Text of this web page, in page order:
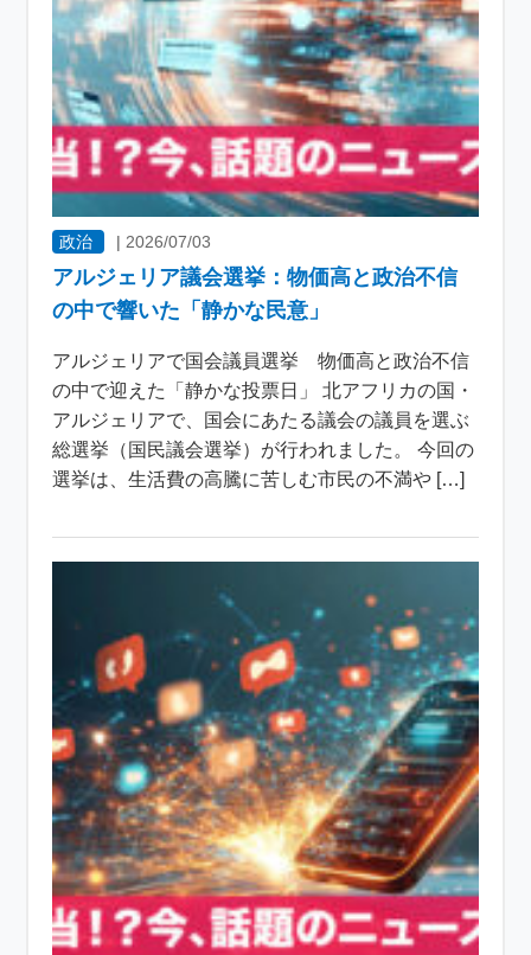
政治 |2026/07/03
アルジェリア議会選挙：物価高と政治不信
の中で響いた「静かな民意」
アルジェリアで国会議員選挙 物価高と政治不信
の中で迎えた「静かな投票日」 北アフリカの国・
アルジェリアで、国会にあたる議会の議員を選ぶ
総選挙（国民議会選挙）が行われました。 今回の
選挙は、生活費の高騰に苦しむ市民の不満や […]